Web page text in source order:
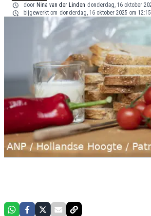
door Nina van der Linden donderdag, 16 oktober
bijgewerkt om donderdag, 16 oktober 2025 om 12:15